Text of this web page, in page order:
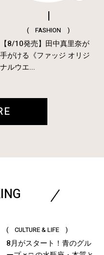
( FASHION )
【8/10発売】田中真里奈が
手がける《ファッジ オリジ
ナルウエ...
( CULTURE & LIFE )
8月がスタート！青のグル